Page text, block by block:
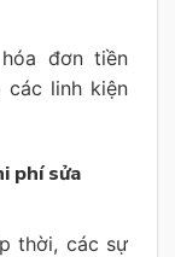
đơn tiền
các linh kiện
phí sửa
thời, các sự